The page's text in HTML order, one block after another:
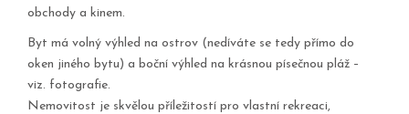
obchody a kinem.
Byt má volný výhled na ostrov (nedíváte se tedy přímo do
oken jiného bytu) a boční výhled na krásnou písečnou pláž –
viz. fotografie.
Nemovitost je skvělou příležitostí pro vlastní rekreaci,